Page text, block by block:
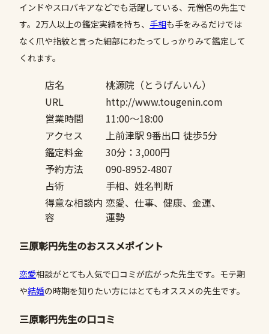
インドやスロバキアなどでも活躍している、元僧侶の先生で
す。2万人以上の鑑定実績を持ち、 手相も手をみるだけでは
なく爪や指紋と言った細部にわたってしっかりみて鑑定して
くれます。
店名
桃源院（とうげんいん）
URL
http://www.tougenin.com
営業時間
11:00〜18:00
アクセス
上前津駅 9番出口 徒歩5分
鑑定料金
30分：3,000円
予約方法
090-8952-4807
占術
手相、姓名判断
得意な相談内
容
恋愛、仕事、健康、金運、
運勢
三原彰円先生のおススメポイント
恋愛相談がとても人気で口コミが広がった先生です。モテ期
や結婚の時期を知りたい方にはとてもオススメの先生です。
三原彰円先生の口コミ